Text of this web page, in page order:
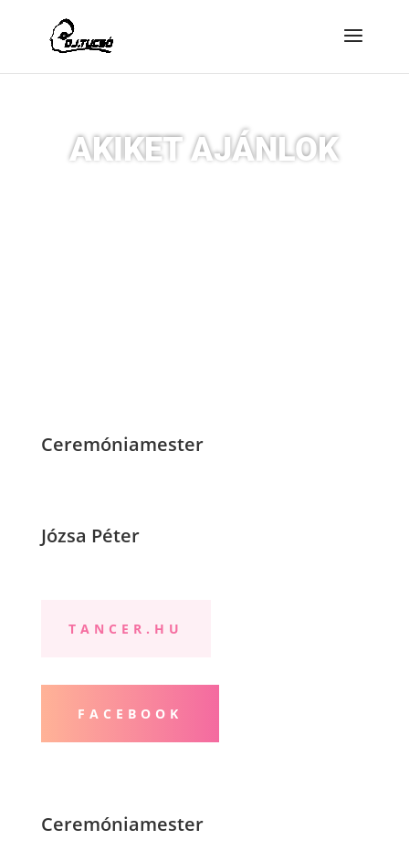
PARTNEREK
AKIKET AJÁNLOK
Ceremóniamester
Józsa Péter
TANCER.HU
FACEBOOK
Ceremóniamester